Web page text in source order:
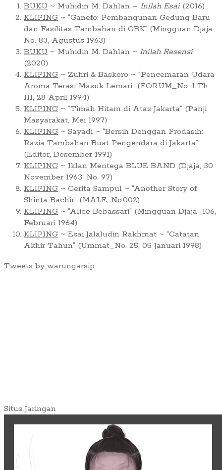
BUKU ~ Muhidin M. Dahlan – Inilah Esai(2016)
KLIPING ~ “Ganefo: Pembangunan Gedung Baru
dan Fasilitas Tambahan di GBK” (Mingguan Djaja
No. 83, Agustus 1963)
BUKU ~ Muhidin M. Dahlan ~ Inilah Resensi
(2020)
KLIPING ~ Zuhri & Baskoro ~ “Pencemaran Udara
Aroma Terasi Masuk Lemari” (FORUM_No. 1 Th.
III, 28 April 1994)
KLIPING ~ “Timah Hitam di Atas Jakarta” (Panji
Masyarakat, Mei 1997)
KLIPING ~ Sayadi ~ “Bersih Denggan Prodasih:
Razia Tambahan Buat Pengendara di Jakarta”
(Editor, Desember 1991)
KLIPING ~ Iklan Mentega BLUE BAND (Djaja, 30
November 1963, No. 97)
KLIPING ~ Cerita Sampul ~ “Another Story of
Shinta Bachir” (MALE, No.002)
KLIPING ~ “Alice Bebassari” (Mingguan Djaja_106,
Februari 1964)
KLIPING ~ Esai Jalaludin Rakhmat ~ “Catatan
Akhir Tahun” (Ummat_No. 25, 05 Januari 1998)
Tweets by warungarsip
Situs Jaringan